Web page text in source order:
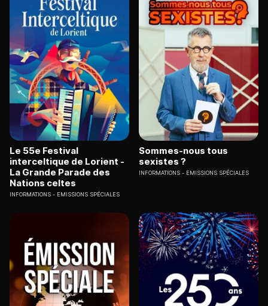
Le 55e Festival
interceltique de Lorient -
La Grande Parade des
Nations celtes
INFORMATIONS EMISSIONS SPÉCIALES
Sommes-nous tous
sexistes ?
INFORMATIONS EMISSIONS SPÉCIALES